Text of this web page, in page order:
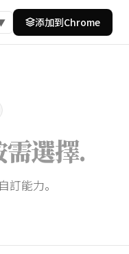
添加到Chrome
需選擇.
訂能力。